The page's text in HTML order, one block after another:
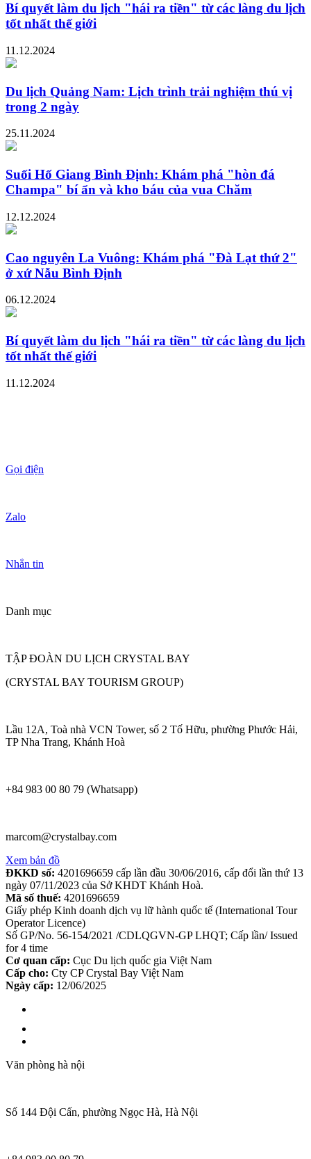
Bí quyết làm du lịch "hái ra tiền" từ các làng du lịch
tốt nhất thế giới
11.12.2024
Du lịch Quảng Nam: Lịch trình trải nghiệm thú vị
trong 2 ngày
25.11.2024
Suối Hố Giang Bình Định: Khám phá "hòn đá
Champa" bí ẩn và kho báu của vua Chăm
12.12.2024
Cao nguyên La Vuông: Khám phá "Đà Lạt thứ 2"
ở xứ Nẫu Bình Định
06.12.2024
Bí quyết làm du lịch "hái ra tiền" từ các làng du lịch
tốt nhất thế giới
11.12.2024
Gọi điện
Zalo
Nhắn tin
Danh mục
TẬP ĐOÀN DU LỊCH CRYSTAL BAY
(CRYSTAL BAY TOURISM GROUP)
Lầu 12A, Toà nhà VCN Tower, số 2 Tố Hữu, phường Phước Hải,
TP Nha Trang, Khánh Hoà
+84 983 00 80 79 (Whatsapp)
marcom@crystalbay.com
Xem bản đồ
ĐKKD số: 4201696659 cấp lần đầu 30/06/2016, cấp đổi lần thứ 13
ngày 07/11/2023 của Sở KHDT Khánh Hoà.
Mã số thuế: 4201696659
Giấy phép Kinh doanh dịch vụ lữ hành quốc tế (International Tour
Operator Licence)
Số GP/No. 56-154/2021 /CDLQGVN-GP LHQT; Cấp lần/ Issued
for 4 time
Cơ quan cấp: Cục Du lịch quốc gia Việt Nam
Cấp cho: Cty CP Crystal Bay Việt Nam
Ngày cấp: 12/06/2025
Văn phòng hà nội
Số 144 Đội Cấn, phường Ngọc Hà, Hà Nội